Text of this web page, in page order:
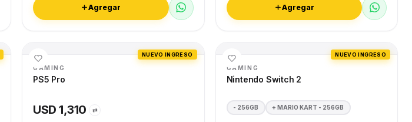
Agregar Agregar
NUEVO INGRESO
GAMING
PS5 Pro
USD 1,310 ⇄
NUEVO INGRESO
GAMING
Nintendo Switch 2
- 256GB + MARIO KART - 256GB